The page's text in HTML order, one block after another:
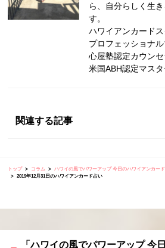
ら、自分らしく生
す。
ハワイアンカード
プロフェッショナ
心屋塾認定カウン
米国ABH認定マス
関連する記事
トップ コラム
ハワイの風でパワーアップ 今日のハワイアンカー
2019年12月31日のハワイアンカード占い
「ハワイの風でパワーアップ 今